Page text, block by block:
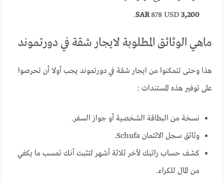
3,200 SAR
878 USD.
ماهي الوثائق المطلوبة لايجار شقة في دورتموند
هذا وحتى تتمكنوا من ايجار شقة في دورتموند يجب أولا أن تحرصوا
على توفير هذه المستندات :
نسخة من البطاقة الشخصية أو جواز السفر.
وثائق سجل الائتمان Schufa.
كشف حساب راتبك لآخر ثلاثة أشهر لتثبت أنك تمسب ما يكفي
من المال للكراء.